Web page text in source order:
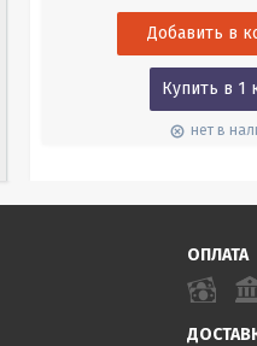
Купить в 1
нет в
ОПЛАТА